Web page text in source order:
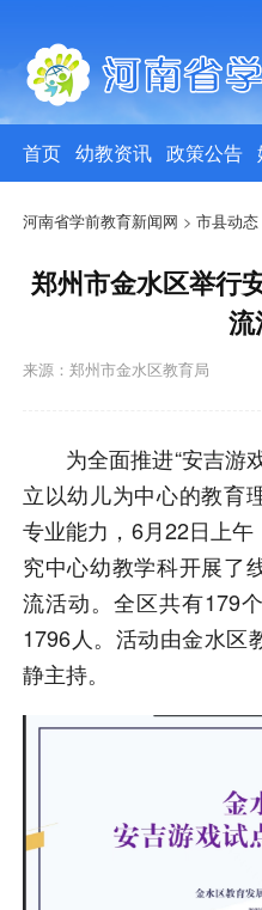
首页 幼教资讯 政策公告
河南省学前教育新闻网 >市县动态
郑州市金水区举行
流
来源：郑州市金水区教育局
为全面推进“安吉游
立以幼儿为中心的教育
专业能力， 6月22日上
究中心幼教学科开展了
流活动。全区共有179
1796人。活动由金水区
静主持。